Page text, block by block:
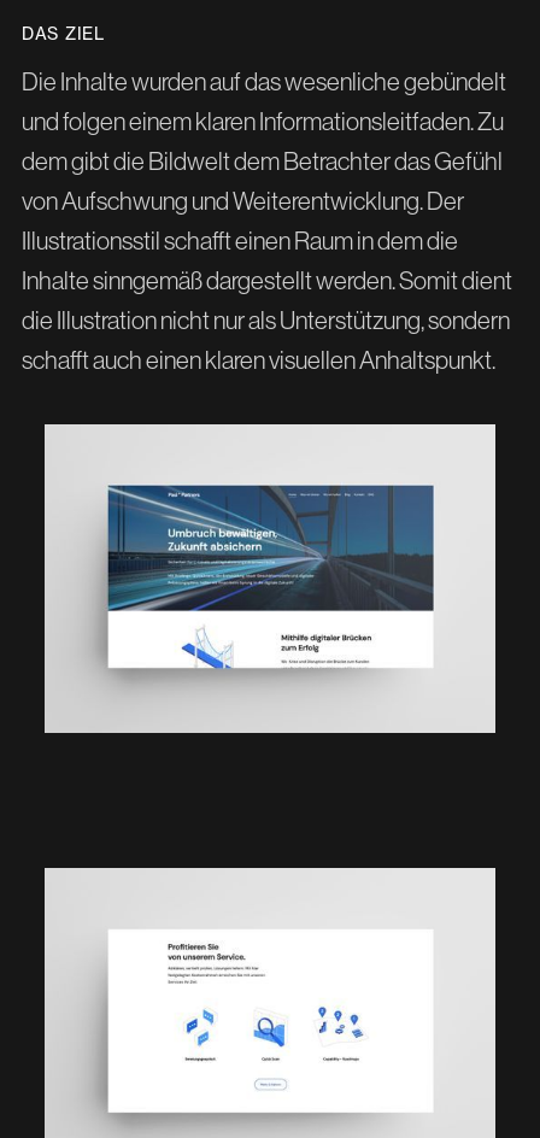
DAS ZIEL
Die Inhalte wurden auf das wesenliche gebündelt
und folgen einem klaren Informationsleitfaden. Zu
dem gibt die Bildwelt dem Betrachter das Gefühl
von Aufschwung und Weiterentwicklung. Der
Illustrationsstil schafft einen Raum in dem die
Inhalte sinngemäß dargestellt werden. Somit dient
die Illustration nicht nur als Unterstützung, sondern
schafft auch einen klaren visuellen Anhaltspunkt.